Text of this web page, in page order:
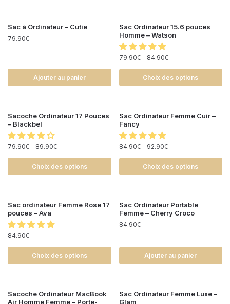
Sac à Ordinateur – Cutie
79.90€
Ajouter au panier
Sac Ordinateur 15.6 pouces
Homme – Watson
79.90€– 84.90€
Choix des options
Sacoche Ordinateur 17 Pouces
– Blackbel
79.90€ – 89.90€
Choix des options
Sac Ordinateur Femme Cuir –
Fancy
84.90€– 92.90€
Choix des options
Sac ordinateur Femme Rose 17
pouces – Ava
84.90€
Choix des options
Sac Ordinateur Portable
Femme – Cherry Croco
84.90€
Ajouter au panier
Sacoche Ordinateur MacBook
Air Homme Femme – Porte-
Sac Ordinateur Femme Luxe –
Glam